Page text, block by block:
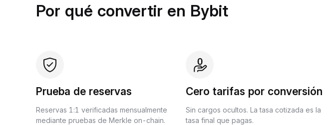
Por qué convertir en Bybit
Prueba de reservas
Reservas 1:1 verificadas mensualmente
mediante pruebas de Merkle on-chain.
Cero tarifas por conversión
Sin cargos ocultos. La tasa cotizada es la
tasa final que pagas.